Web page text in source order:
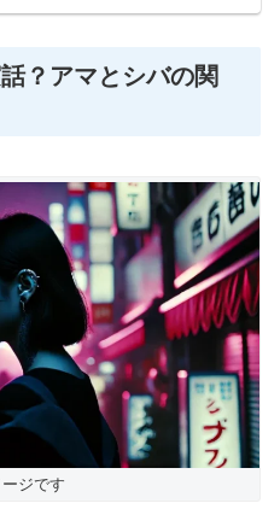
？アマとシバの関
ジです